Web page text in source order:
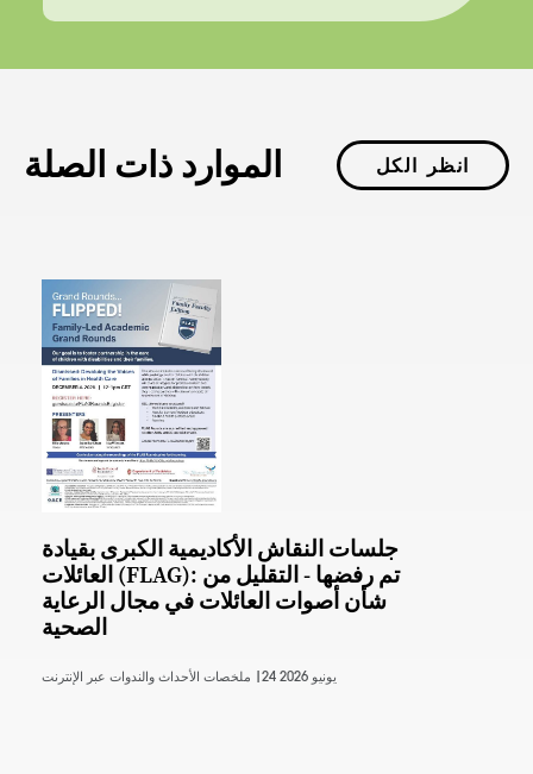
الموارد ذات الصلة انظر الكل
جلسات النقاش الأكاديمية الكبرى بقيادة
العائلات (FLAG): تم رفضها - التقليل من
شأن أصوات العائلات في مجال الرعاية
الصحية
24 يونيو 2026